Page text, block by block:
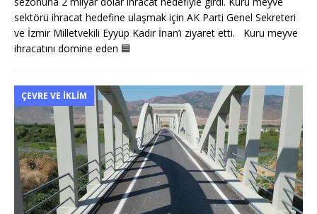
sektörü ihracat hedefine ulaşmak için AK Parti Genel Sekreteri
ve İzmir Milletvekili Eyyüp Kadir İnan’ı ziyaret etti. Kuru meyve
ihracatını domine eden 🟦
ÇEVRE VE İKLIM